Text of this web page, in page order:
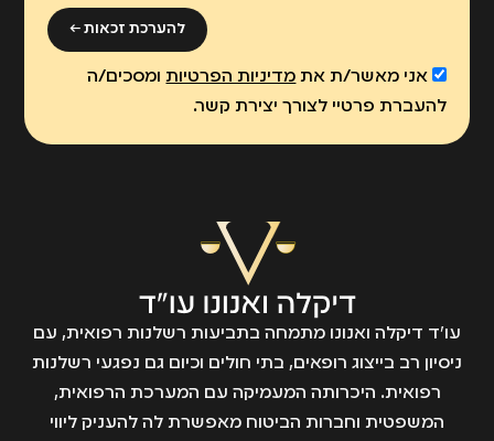
אני מאשר/ת את מדיניות הפרטיותומסכים/ה
להעברת פרטיי לצורך יצירת קשר.
להערכת זכאות ←
עו״ד דיקלה ואנונו מתמחה בתביעות רשלנות רפואית, עם
ניסיון רב בייצוג רופאים, בתי חולים וכיום גם נפגעי רשלנות
רפואית. היכרותה המעמיקה עם המערכת הרפואית,
המשפטית וחברות הביטוח מאפשרת לה להעניק ליווי